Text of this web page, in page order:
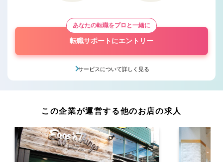
あなたの転職をプロと一緒に
転職サポートにエントリー
サービスについて詳しく見る
この企業が運営する他のお店の求人